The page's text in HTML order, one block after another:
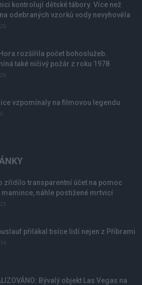
kontrolují dětské tábory. Více než
odebraných vzorků vody nevyhověla
rozšířila počet bohoslužeb.
také ničivý požár z roku 1978
vzpomínaly na filmovou legendu
zřídilo transparentní účet na pomoc
mamince, náhle postižené mrtvicí
přilákal tisíce lidí nejen z Příbrami
Bývalý objekt Las Vegas na